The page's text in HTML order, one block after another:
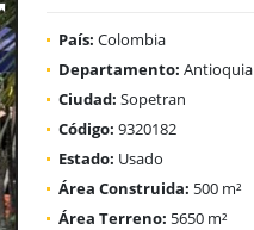
País: Colombia
Departamento: Antioquia
Ciudad: Sopetran
Código: 9320182
Estado: Usado
Área Construida: 500 m²
Área Terreno: 5650 m²